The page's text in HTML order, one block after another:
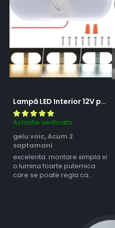
Lampă LED Interior 12V pentru Dubă, Camper și Rulotă - 180LED, 33 cm, 3 Temperaturii de Culoare, Intensitate Reglabilă, Iluminare Compartiment Marfă
Achizitie verificata
gelu voic,Acum 2
saptamani
excelenta. montare simpla si
o lumina foarte puternica
care se poate regla ca